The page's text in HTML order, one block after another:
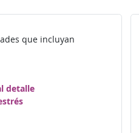
que incluyan
detalle